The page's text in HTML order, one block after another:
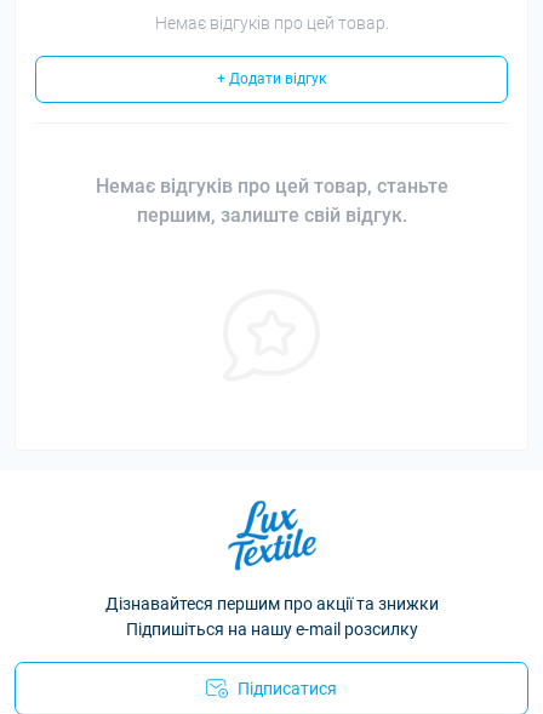
Немає відгуків про цей товар.
+ Додати відгук
Немає відгуків про цей товар, станьте
першим, залиште свій відгук.
Дізнавайтеся першим про акції та знижки
Підпишіться на нашу e-mail розсилку
Підписатися